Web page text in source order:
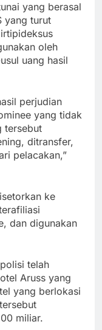
yang berasal
yang turut
oleh
uang hasil
perjudian
yang tidak
tersebut
ditransfer,
pelacakan,”
ke
dan digunakan
telah
Aruss yang
yang berlokasi
miliar.